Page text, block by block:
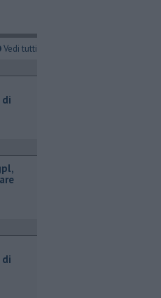
Vedi tutti